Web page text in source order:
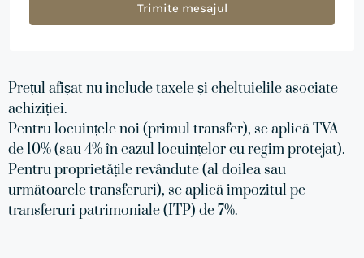
Trimite mesajul
Prețul afișat nu include taxele și cheltuielile asociate
achiziției.
Pentru locuințele noi (primul transfer), se aplică TVA
de 10% (sau 4% în cazul locuințelor cu regim protejat).
Pentru proprietățile revândute (al doilea sau
următoarele transferuri), se aplică impozitul pe
transferuri patrimoniale (ITP) de 7%.